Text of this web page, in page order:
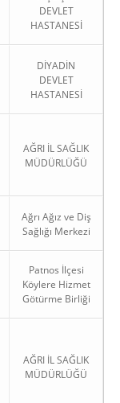
DEVLET
HASTANESİ
DİYADİN
DEVLET
HASTANESİ
AĞRI İL SAĞLIK
MÜDÜRLÜĞÜ
Ağrı Ağız ve Diş
Sağlığı Merkezi
Patnos İlçesi
Köylere Hizmet
Götürme Birliği
AĞRI İL SAĞLIK
MÜDÜRLÜĞÜ